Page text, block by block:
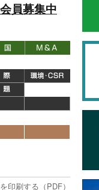
員募集中
印刷する（PDF）